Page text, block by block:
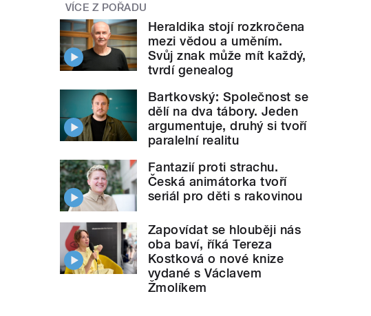
VÍCE Z POŘADU
Heraldika stojí rozkročena
mezi vědou a uměním.
Svůj znak může mít každý,
tvrdí genealog
Bartkovský: Společnost se
dělí na dva tábory. Jeden
argumentuje, druhý si tvoří
paralelní realitu
Fantazií proti strachu.
Česká animátorka tvoří
seriál pro děti s rakovinou
Zapovídat se hlouběji nás
oba baví, říká Tereza
Kostková o nové knize
vydané s Václavem
Žmolíkem